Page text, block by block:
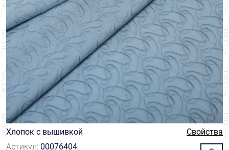
Хлопок с вышивкой
Свойства
Артикул: 00076404